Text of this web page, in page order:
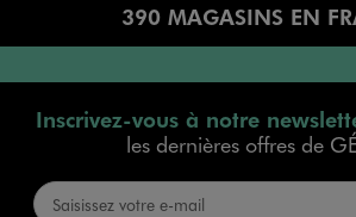
390 MAGASINS EN
Inscrivez-vous à notre
les dernières offres de